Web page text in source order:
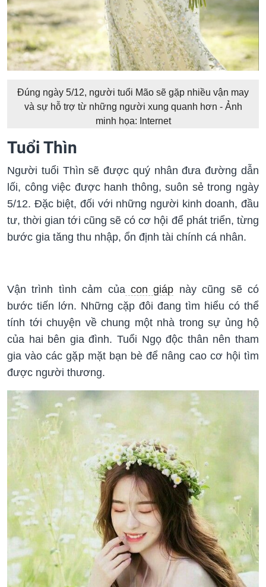
Đúng ngày 5/12, người tuổi Mão sẽ gặp nhiều vận may
và sự hỗ trợ từ những người xung quanh hơn - Ảnh
minh họa: Internet
Tuổi Thìn
Người tuổi Thìn sẽ được quý nhân đưa đường dẫn
lối, công việc được hanh thông, suôn sẻ trong ngày
5/12. Đặc biệt, đối với những người kinh doanh, đầu
tư, thời gian tới cũng sẽ có cơ hội để phát triển, từng
bước gia tăng thu nhập, ổn định tài chính cá nhân.
Vận trình tình cảm của con giáp này cũng sẽ có
bước tiến lớn. Những cặp đôi đang tìm hiểu có thể
tính tới chuyện về chung một nhà trong sự ủng hộ
của hai bên gia đình. Tuổi Ngọ độc thân nên tham
gia vào các gặp mặt bạn bè để nâng cao cơ hội tìm
được người thương.